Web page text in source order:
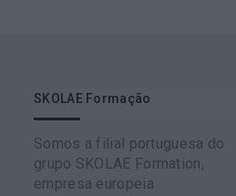
SKOLAE Formação
Somos a filial portuguesa do
grupo SKOLAE Formation,
empresa europeia